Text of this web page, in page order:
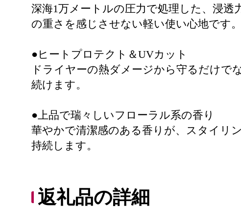
深海1万メートルの圧力で処理した、浸
の重さを感じさせない軽い使い心地です。
●ヒートプロテクト＆UVカット
ドライヤーの熱ダメージから守るだけで
続けます。
●上品で瑞々しいフローラル系の香り
華やかで清潔感のある香りが、スタイリ
持続します。
返礼品の詳細